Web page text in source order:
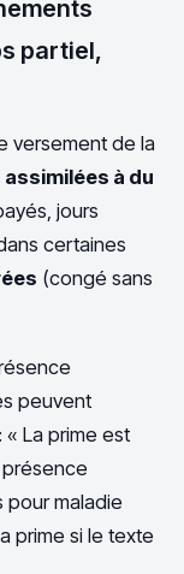
partiel,
versement de la
à du
jours
certaines
(congé sans
peuvent
« La prime est
pour maladie
prime si le texte